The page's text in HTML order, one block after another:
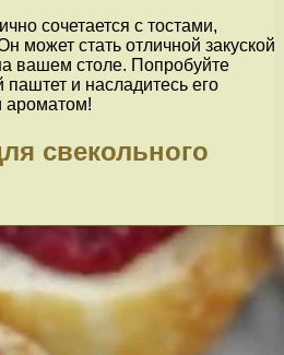
сочетается с тостами,
может стать отличной закуской
вашем столе. Попробуйте
паштет и насладитесь его
ароматом!
свекольного